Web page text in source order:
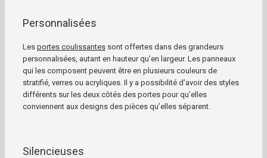
Personnalisées
Les portes coulissantes sont offertes dans des grandeurs
personnalisées, autant en hauteur qu’en largeur. Les panneaux
qui les composent peuvent être en plusieurs couleurs de
stratifié, verres ou acryliques. Il y a possibilité d’avoir des styles
différents sur les deux côtés des portes pour qu’elles
conviennent aux designs des pièces qu’elles séparent.
Silencieuses